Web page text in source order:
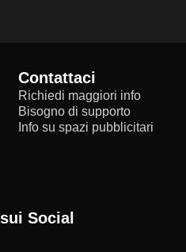
Contattaci
Richiedi maggiori info
Bisogno di supporto
Info su spazi pubblicitari
Social